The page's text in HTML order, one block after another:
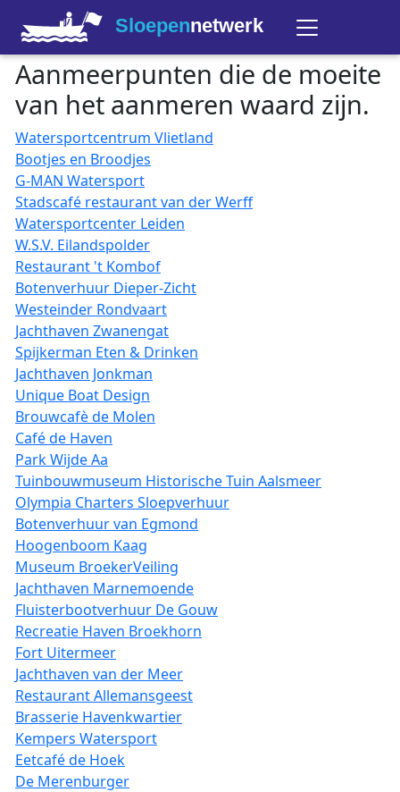
Sloepennetwerk
Aanmeerpunten die de moeite
van het aanmeren waard zijn.
Watersportcentrum Vlietland
Bootjes en Broodjes
G-MAN Watersport
Stadscafé restaurant van der Werff
Watersportcenter Leiden
W.S.V. Eilandspolder
Restaurant 't Kombof
Botenverhuur Dieper-Zicht
Westeinder Rondvaart
Jachthaven Zwanengat
Spijkerman Eten & Drinken
Jachthaven Jonkman
Unique Boat Design
Brouwcafè de Molen
Café de Haven
Park Wijde Aa
Tuinbouwmuseum Historische Tuin Aalsmeer
Olympia Charters Sloepverhuur
Botenverhuur van Egmond
Hoogenboom Kaag
Museum BroekerVeiling
Jachthaven Marnemoende
Fluisterbootverhuur De Gouw
Recreatie Haven Broekhorn
Fort Uitermeer
Jachthaven van der Meer
Restaurant Allemansgeest
Brasserie Havenkwartier
Kempers Watersport
Eetcafé de Hoek
De Merenburger